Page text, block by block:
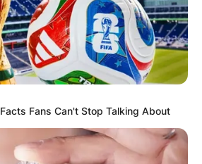
Fans Can't Stop Talking About